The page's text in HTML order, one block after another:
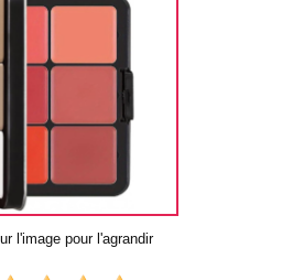
l'image pour l'agrandir